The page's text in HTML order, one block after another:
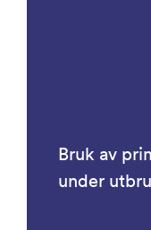
Bruk av
under